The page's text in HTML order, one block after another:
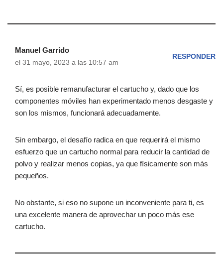
Manuel Garrido
el 31 mayo, 2023 a las 10:57 am
RESPONDER
Sí, es posible remanufacturar el cartucho y, dado que los
componentes móviles han experimentado menos desgaste y
son los mismos, funcionará adecuadamente.
Sin embargo, el desafío radica en que requerirá el mismo
esfuerzo que un cartucho normal para reducir la cantidad de
polvo y realizar menos copias, ya que físicamente son más
pequeños.
No obstante, si eso no supone un inconveniente para ti, es
una excelente manera de aprovechar un poco más ese
cartucho.